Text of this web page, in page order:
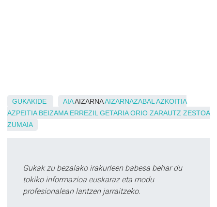
GUKAKIDE AIAAIZARNAAIZARNAZABAL AZKOITIA
AZPEITIA BEIZAMA ERREZIL GETARIA ORIO ZARAUTZ ZESTOA
ZUMAIA
Gukak zu bezalako irakurleen babesa behar du
tokiko informazioa euskaraz eta modu
profesionalean lantzen jarraitzeko.